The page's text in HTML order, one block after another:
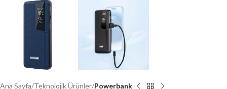
Ana Sayfa Teknolojik Ürünler Powerbank